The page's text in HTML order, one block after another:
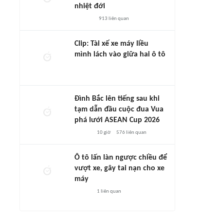
nhiệt đới
913 liên quan
Clip: Tài xế xe máy liều
mình lách vào giữa hai ô tô
Đình Bắc lên tiếng sau khi
tạm dẫn đầu cuộc đua Vua
phá lưới ASEAN Cup 2026
10 giờ 576 liên quan
Ô tô lấn làn ngược chiều để
vượt xe, gây tai nạn cho xe
máy
1 liên quan